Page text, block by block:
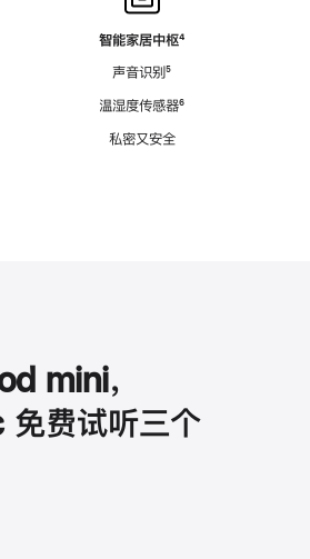
智能家居中枢脚
⁴
声音识别脚
⁵
温湿度传感器脚
⁶
私密又安全
mini，
费试听三个